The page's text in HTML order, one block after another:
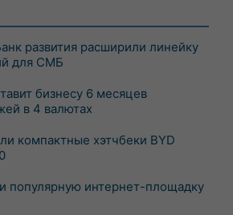
развития расширили линейку
для СМБ
бизнесу 6 месяцев
в 4 валютах
компактные хэтчбеки BYD
популярную интернет-площадку